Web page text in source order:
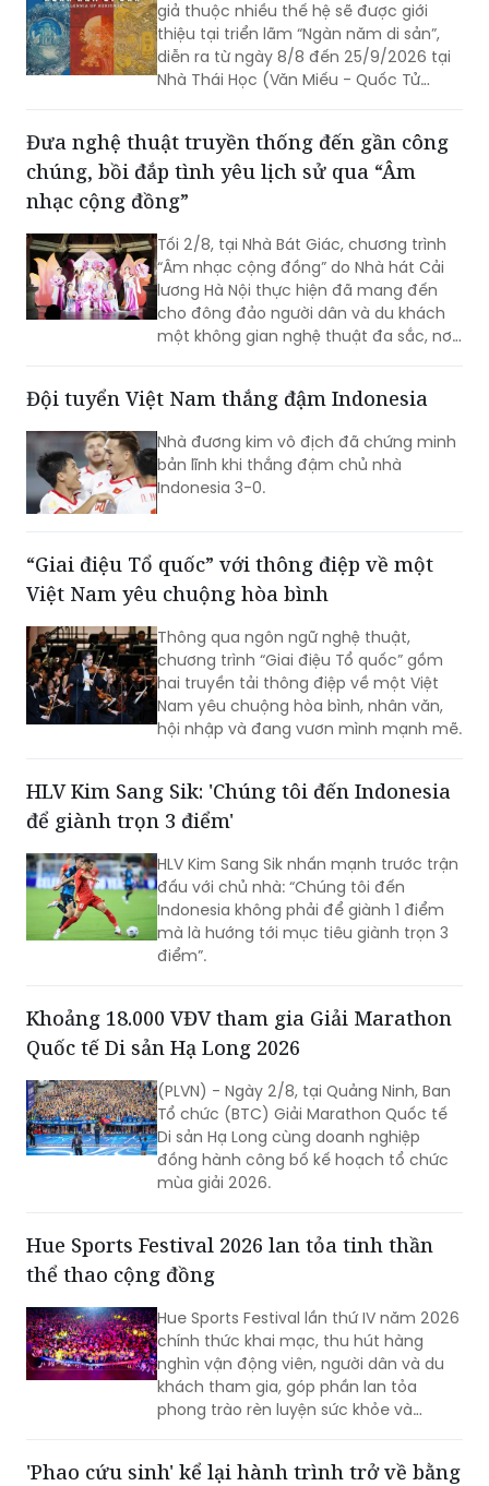
giả thuộc nhiều thế hệ sẽ được giới
thiệu tại triển lãm “Ngàn năm di sản”,
diễn ra từ ngày 8/8 đến 25/9/2026 tại
Nhà Thái Học (Văn Miếu - Quốc Tử
Giám (1076-2026), đồng thời hướng tới
kỷ niệm 81 năm Ngày Quốc khánh nước
Cộng hòa xã hội chủ nghĩa Việt Nam
(02/9/1945 - 02/9/2026).
Đưa nghệ thuật truyền thống đến gần công
chúng, bồi đắp tình yêu lịch sử qua “Âm
nhạc cộng đồng”
Tối 2/8, tại Nhà Bát Giác, chương trình
“Âm nhạc cộng đồng” do Nhà hát Cải
lương Hà Nội thực hiện đã mang đến
cho đông đảo người dân và du khách
một không gian nghệ thuật đa sắc, nơi
không gian của phố đi bộ hồ Hoàn
lưu của các nghệ sĩ đến từ phương
Nam, góp phần tạo nên cuộc gặp gỡ
nghệ thuật giàu cảm xúc.
Đội tuyển Việt Nam thắng đậm Indonesia
Nhà đương kim vô địch đã chứng minh
bản lĩnh khi thắng đậm chủ nhà
Indonesia 3-0.
“Giai điệu Tổ quốc” với thông điệp về một
Việt Nam yêu chuộng hòa bình
Thông qua ngôn ngữ nghệ thuật,
chương trình “Giai điệu Tổ quốc” gồm
hai truyền tải thông điệp về một Việt
Nam yêu chuộng hòa bình, nhân văn,
hội nhập và đang vươn mình mạnh mẽ.
HLV Kim Sang Sik: 'Chúng tôi đến Indonesia
để giành trọn 3 điểm'
HLV Kim Sang Sik nhấn mạnh trước trận
đấu với chủ nhà: “Chúng tôi đến
Indonesia không phải để giành 1 điểm
mà là hướng tới mục tiêu giành trọn 3
điểm”.
Khoảng 18.000 VĐV tham gia Giải Marathon
Quốc tế Di sản Hạ Long 2026
(PLVN) - Ngày 2/8, tại Quảng Ninh, Ban
Tổ chức (BTC) Giải Marathon Quốc tế
Di sản Hạ Long cùng doanh nghiệp
đồng hành công bố kế hoạch tổ chức
mùa giải 2026.
Hue Sports Festival 2026 lan tỏa tinh thần
thể thao cộng đồng
Hue Sports Festival lần thứ IV năm 2026
chính thức khai mạc, thu hút hàng
nghìn vận động viên, người dân và du
khách tham gia, góp phần lan tỏa
phong trào rèn luyện sức khỏe và
'Phao cứu sinh' kể lại hành trình trở về bằng